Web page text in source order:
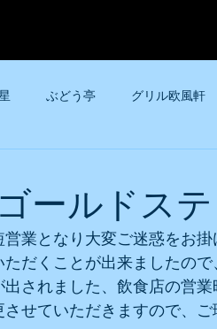
ぶどう亭 グリル欧風軒
キ大阪駅前第2ビル店
天神橋筋店 大阪トンテキなん
リルロン阪神店 グリルぶどう亭
ールドステ
業となり大変ご迷惑をお掛
だくことが出来ましたので
されました、飲食店の営
せていただきますので、